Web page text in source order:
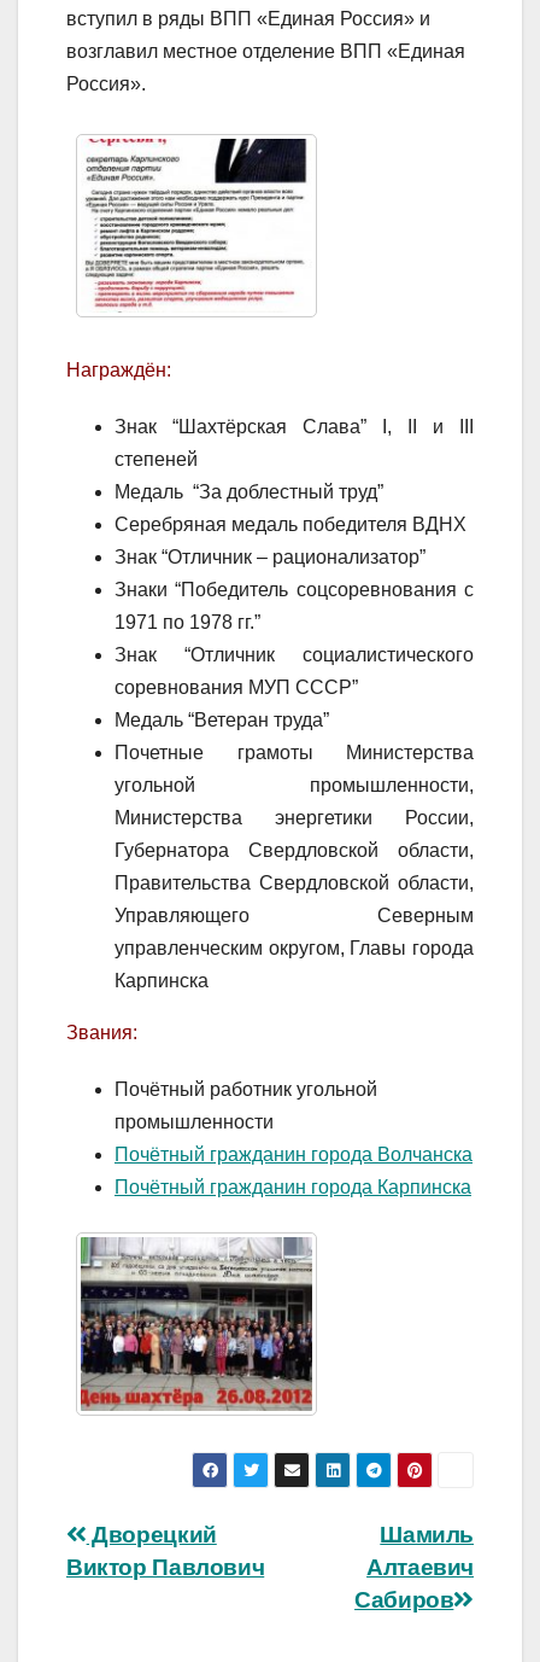
вступил в ряды ВПП «Единая Россия» и
возглавил местное отделение ВПП «Единая
Россия».
Награждён:
Знак “Шахтёрская Слава” I, II и III
степеней
Медаль “За доблестный труд”
Серебряная медаль победителя ВДНХ
Знак “Отличник – рационализатор”
Знаки “Победитель соцсоревнования с
1971 по 1978 гг.”
Знак “Отличник социалистического
соревнования МУП СССР”
Медаль “Ветеран труда”
Почетные грамоты Министерства
угольной промышленности,
Министерства энергетики России,
Губернатора Свердловской области,
Правительства Свердловской области,
Управляющего Северным
управленческим округом, Главы города
Карпинска
Звания:
Почётный работник угольной
промышленности
Почётный гражданин города Волчанска
Почётный гражданин города Карпинска
Навигация
по
Шамиль
Алтаевич
Сабиров
Дворецкий
Виктор Павлович